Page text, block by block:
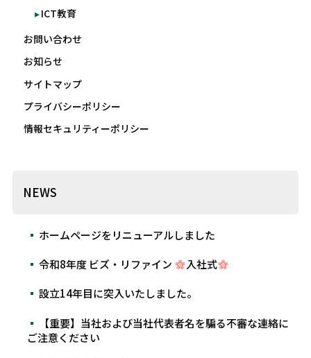
ICT教育
お問い合わせ
お知らせ
サイトマップ
プライバシーポリシー
情報セキュリティーポリシー
NEWS
ホームページをリニューアルしました
令和8年度 ビズ・リファイン 入社式
設立14年目に突入いたしました。
【重要】当社および当社代表者名を騙る不審な連絡に
ご注意ください